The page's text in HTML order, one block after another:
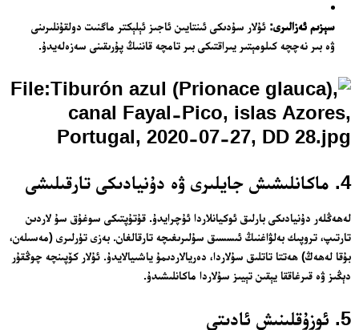
سېزىم ئەزالىرى: ئۇلار سۇدىكى ئىنتايىن ئاجىز ئېلېكتر ماگنىت دولقۇنلىرىنى
ۋە بىر نەچچە كىلومېتىر يىراقتىكى بىر تامچە قاننىڭ پۇرىقىنى سەزەلەيدۇ.
4. ماكانلىشىش جايلىرى ۋە دۇنيادىكى تارقىلىشى
لەھەڭلەر دۇنيادىكى بارلىق ئوكيانلاردا ئۇچرايدۇ. قۇتۇپتىكى سوغۇق سۇ لاردىن
تارتىپ، تروپىك بەلۋاغنىڭ ئىسسىق سۇلىرىغىچە تارقالغان. بەزى تۈرلىرى (مەسىلەن،
بۇقا لەھەڭ) ھەتتا تاتلىق سۇلاردا، دەريالاردىمۇ ياشىيالايدۇ. ئۇلار كۆپىنچە چوڭقۇر
دېڭىز ۋە قىرغاققا يېقىن تېيىز سۇلاردا ماكانلىشىدۇ.
5. ئوزۇقلىنىش ئادىتى